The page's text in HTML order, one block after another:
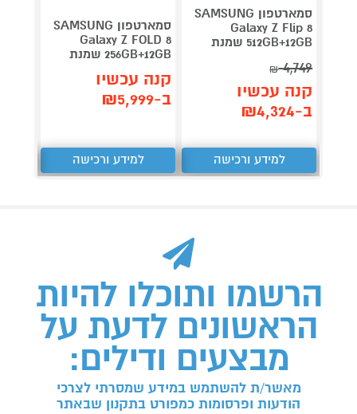
סמארטפון SAMSUNG
Galaxy Z Flip 8
512GB+12GB שמנת
4,749
₪
קנה עכשיו
ב-₪4,324
למידע ורכישה
סמארטפון SAMSUNG
Galaxy Z FOLD 8
256GB+12GB שמנת
קנה עכשיו
ב-₪5,999
למידע ורכישה
הרשמו ותוכלו להיות
הראשונים לדעת על
מבצעים ודילים:
מאשר/ת להשתמש במידע שמסרתי לצרכי
הודעות ופרסומות כמפורט בתקנון שבאתר